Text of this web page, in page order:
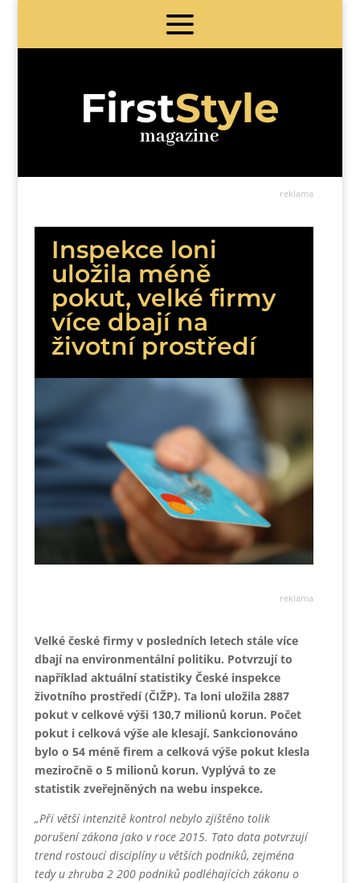
FirstStyle
magazine
reklama
Inspekce loni
uložila méně
pokut, velké firmy
více dbají na
životní prostředí
reklama
Velké české firmy v posledních letech stále více
dbají na environmentální politiku. Potvrzují to
například aktuální statistiky České inspekce
životního prostředí (ČIŽP). Ta loni uložila 2887
pokut v celkové výši 130,7 milionů korun. Počet
pokut i celková výše ale klesají. Sankcionováno
bylo o 54 méně firem a celková výše pokut klesla
meziročně o 5 milionů korun. Vyplývá to ze
statistik zveřejněných na webu inspekce.
„Při větší intenzitě kontrol nebylo zjištěno tolik
porušení zákona jako v roce 2015. Tato data potvrzují
trend rostoucí disciplíny u větších podniků, zejména
tedy u zhruba 2 200 podniků podléhajících zákonu o